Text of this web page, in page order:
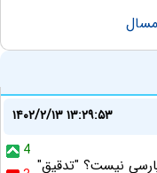
۱۴۰۲/۲/۱۳ ۱۳:۲۹:۵۳
4
پارسی نیست؟ "تدقیق"